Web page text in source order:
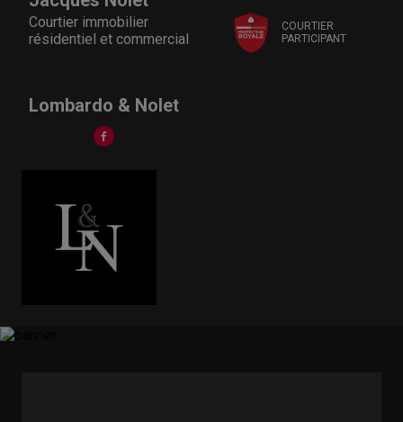
Courtier immobilier
résidentiel et commercial
COURTIER
PARTICIPANT
Lombardo & Nolet